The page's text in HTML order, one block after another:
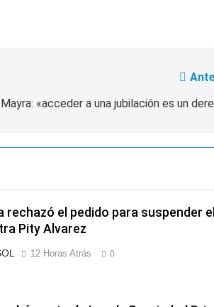
Mayra: «acceder a una jubilación es un
rechazó el pedido para suspender el
Pity Alvarez
12 Horas Atrás 0